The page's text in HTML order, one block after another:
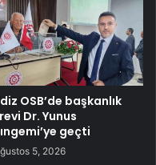
OSB’de başkanlık
Dr. Yunus
geçti
5, 2026